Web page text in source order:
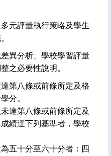
元評量執行策略及學生
異分析、學校學習評量
之必要性說明。
第八條或前條所定及格
分。
達第八條或前條所定及
績達下列基準者，學校
五十分至六十分者：四